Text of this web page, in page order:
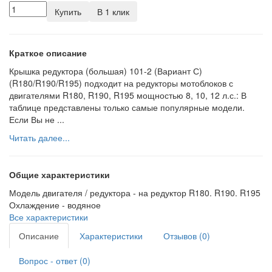
Купить В 1 клик
Краткое описание
Крышка редуктора (большая) 101-2 (Вариант С)
(R180/R190/R195) подходит на редукторы мотоблоков с
двигателями R180, R190, R195 мощностью 8, 10, 12 л.с.: В
таблице представлены только самые популярные модели.
Если Вы не ...
Читать далее...
Общие характеристики
Модель двигателя / редуктора - на редуктор R180. R190. R195
Охлаждение - водяное
Все характеристики
Описание
Характеристики Отзывов (0)
Вопрос - ответ (0)